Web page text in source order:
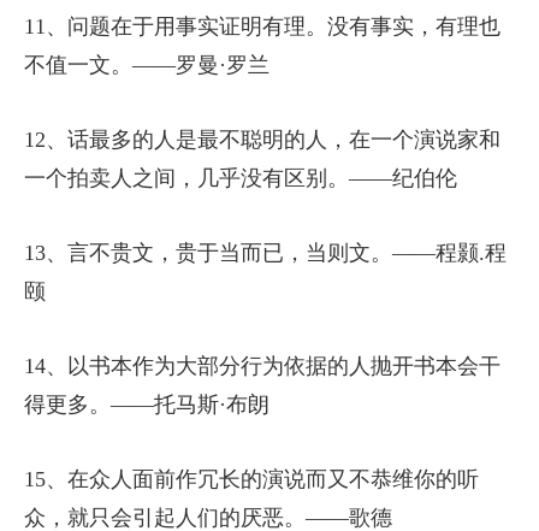
11、问题在于用事实证明有理。没有事实，有理也
不值一文。——罗曼·罗兰
12、话最多的人是最不聪明的人，在一个演说家和
一个拍卖人之间，几乎没有区别。——纪伯伦
13、言不贵文，贵于当而已，当则文。——程颢.程
颐
14、以书本作为大部分行为依据的人抛开书本会干
得更多。——托马斯·布朗
15、在众人面前作冗长的演说而又不恭维你的听
众，就只会引起人们的厌恶。——歌德